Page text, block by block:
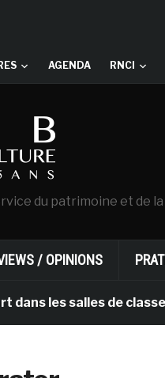
AGENDA RNCI
du patrimoine et de
/ OPINIONS
les salles de classe des